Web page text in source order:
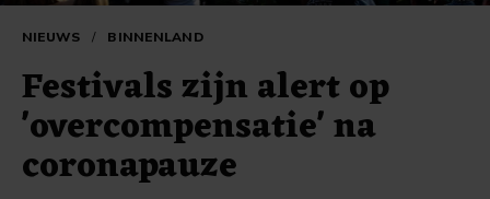
NIEUWS / BINNENLAND
Festivals zijn alert op
'overcompensatie' na
coronapauze